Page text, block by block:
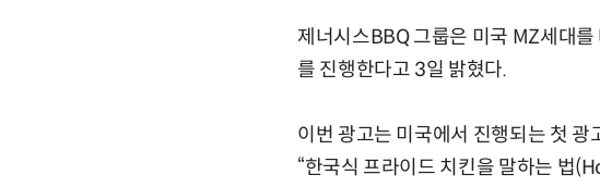
제너시스BBQ 그룹은 미국 MZ세대
를 진행한다고 3일 밝혔다.
이번 광고는 미국에서 진행되는 첫
“한국식 프라이드 치킨을 말하는 법